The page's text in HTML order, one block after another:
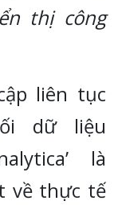
thị công
liên tục
dữ liệu
là
về thực tế